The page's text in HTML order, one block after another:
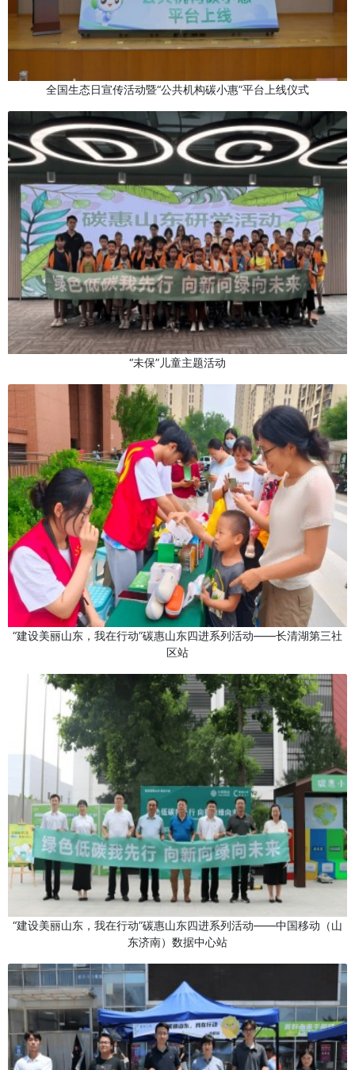
全国生态日宣传活动暨“公共机构碳小惠”平台上线仪式
“未保”儿童主题活动
“建设美丽山东，我在行动”碳惠山东四进系列活动——长清湖第三社
区站
“建设美丽山东，我在行动”碳惠山东四进系列活动——中国移动（山
东济南）数据中心站